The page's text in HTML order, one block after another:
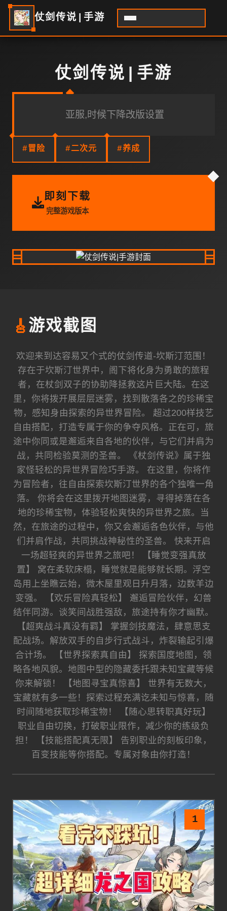
仗剑传说|手游
仗剑传说|手游
亚服,时候下降改版设置
#冒险 #二次元 #养成
即刻下载
完整游戏版本
🎸游戏截图
欢迎来到达容易又个式的仗剑传道-坎斯汀范围！
存在于坎斯汀世界中，阁下将化身为勇敢的旅程
者，在杖剑双子的协助降拯救这片巨大陆。在这
里，你将拨开展层层迷雾，找到散落各之的珍稀宝
物，感知身由探索的异世界冒险。 超过200样技艺
自由搭配，打造专属于你的争夺风格。正在可，旅
途中你同或是邂逅来自各地的伙伴，与它们并肩为
战，共同检验莫测的圣兽。 《杖剑传说》属于独
家怪轻松的异世界冒险巧手游。 在这里，你将作
为冒险者，往自由探索坎斯汀世界的各个独唯一角
落。 你将会在这里拨开地图迷雾，寻得掉落在各
地的珍稀宝物，体验轻松爽快的异世界之旅。当
然，在旅途的过程中，你又会邂逅各色伙伴，与他
们并肩作战，共同挑战神秘性的圣兽。 快来开启
一场超轻爽的异世界之旅吧！ 【睡觉变强真放
置】 窝在柔软床榻，睡觉就是能够就长期。浮空
岛用上坐瞧云始，微木屋里观日升月落，边数羊边
变强。 【欢乐冒险真轻松】 邂逅冒险伙伴，幻兽
结伴同游。谈笑间战胜强敌，旅途持有你才幽默。
【超爽战斗真没有羁】 掌握剑技魔法，肆意思支
配战场。解放双手的自步行式战斗，炸裂输起引爆
合计场。 【世界探索真自由】 探索国度地图，领
略各地风貌。地图中型的隐藏委托跟未知宝藏等候
你来解锁！ 【地图寻宝真惊喜】 世界有无数大，
宝藏就有多一些！探索过程充满讫未知与惊喜，随
时间随地获取珍稀宝物！ 【随心思转职真好玩】
职业自由切换，打破职业限作，减少你的练级负
担！ 【技能搭配真无限】 告别职业的刻板印象，
百变技能等你搭配。专属对象由你打造！
1